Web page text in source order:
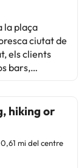
la plaça
ciutat de
els clients
bars,
també
queda a
cotxe oa 2
transport
Palma de
hiking or
mi del centre